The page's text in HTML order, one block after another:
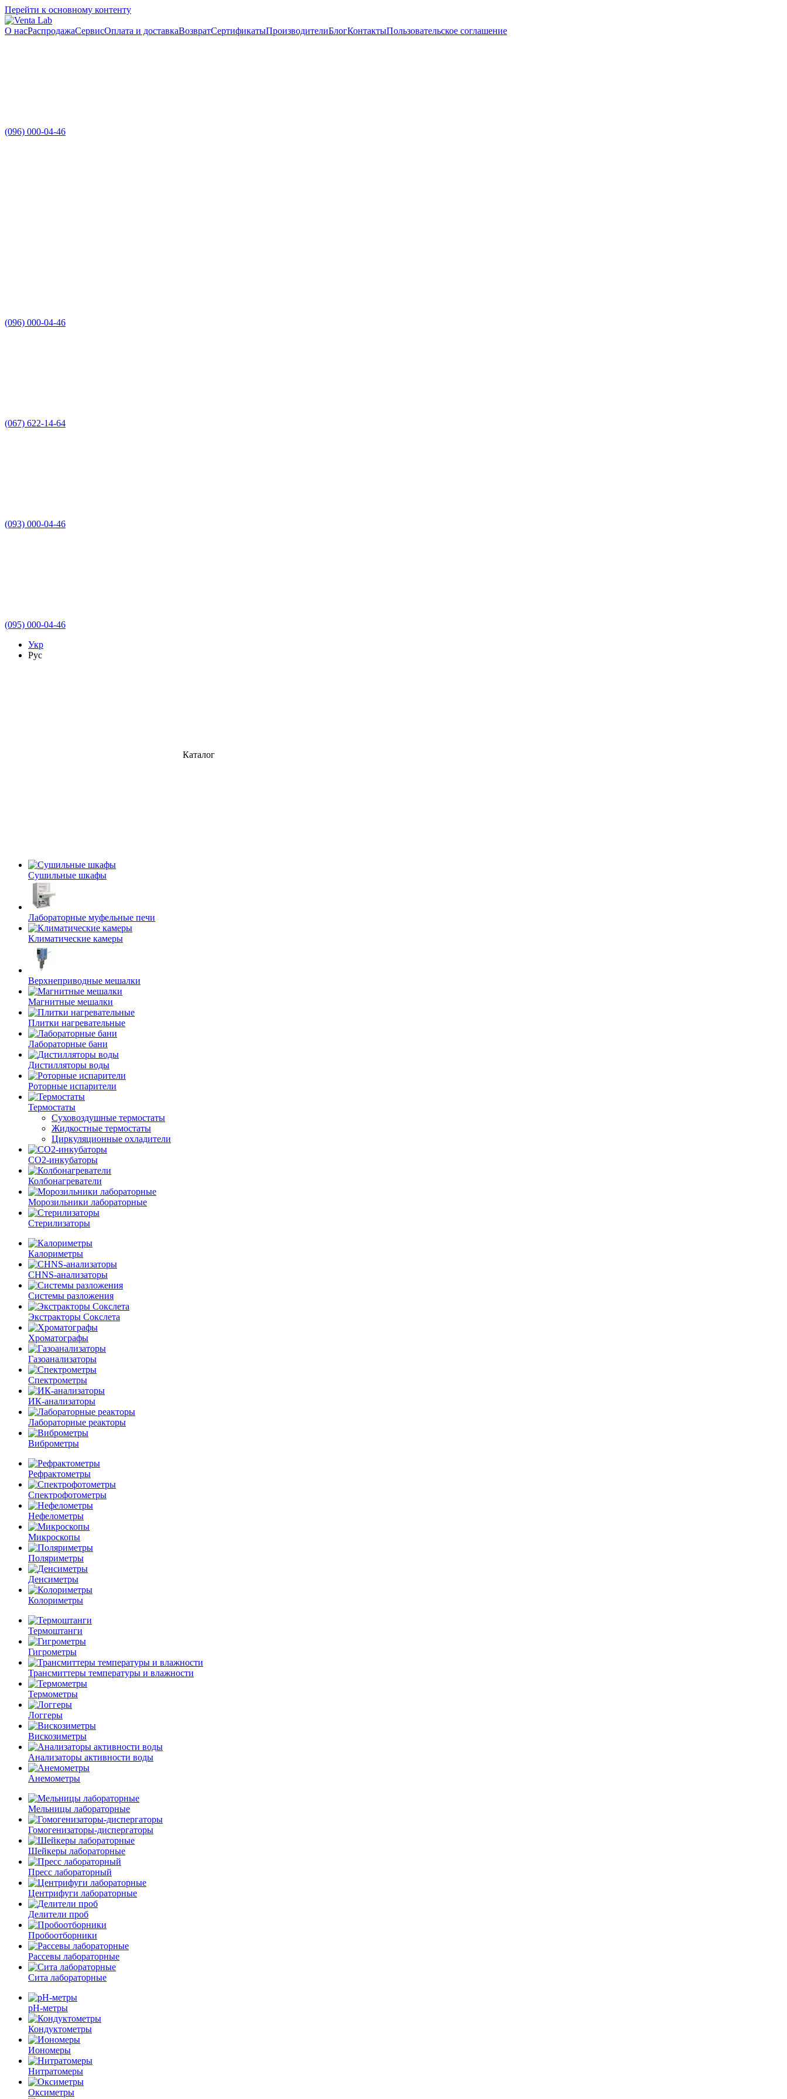
Перейти к основному контенту
О насРаспродажаСервисОплата и доставкаВозвратСертификатыПроизводителиБлогКонтактыПользовательское соглашение
(096) 000-04-46
(096) 000-04-46
(067) 622-14-64
(093) 000-04-46
(095) 000-04-46
Укр
Рус
Каталог
Сушильные шкафы
Лабораторные муфельные печи
Климатические камеры
Верхнеприводные мешалки
Магнитные мешалки
Плитки нагревательные
Лабораторные бани
Дистилляторы воды
Роторные испарители
Термостаты
Суховоздушные термостаты
Жидкостные термостаты
Циркуляционные охладители
CO2-инкубаторы
Колбонагреватели
Морозильники лабораторные
Стерилизаторы
Калориметры
CHNS-анализаторы
Системы разложения
Экстракторы Сокслета
Хроматографы
Газоанализаторы
Спектрометры
ИК-анализаторы
Лабораторные реакторы
Виброметры
Рефрактометры
Спектрофотометры
Нефелометры
Микроскопы
Поляриметры
Денсиметры
Колориметры
Термоштанги
Гигрометры
Трансмиттеры температуры и влажности
Термометры
Логгеры
Вискозиметры
Анализаторы активности воды
Анемометры
Мельницы лабораторные
Гомогенизаторы-диспергаторы
Шейкеры лабораторные
Пресс лабораторный
Центрифуги лабораторные
Делители проб
Пробоотборники
Рассевы лабораторные
Сита лабораторные
pH-метры
Кондуктометры
Иономеры
Нитратомеры
Оксиметры